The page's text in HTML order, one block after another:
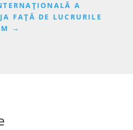
A
FAȚĂ DE LUCRURILE
→